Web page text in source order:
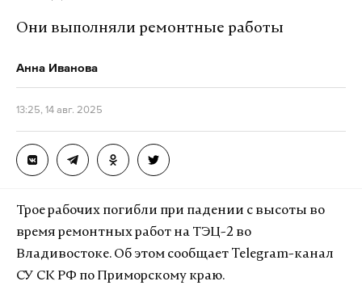
«Амальтея» с участием более 20 регионов России.
с участием представителей 25 стран. Эксперты
обсудят шесть ключевых направлений: рыночное
внедрение, технологические инновации,
производственные процессы, инфраструктурную
интеграцию, социальные аспекты и подготовку
кадров. Центральными событиями станут
и «Форсайт-2050», посвященные стратегическим
перспективам отрасли.
Параллельно в рамках форума «Территория
Они выполняли ремонтные работы
Анна Иванова
13:25, 14 авг. 2025
Трое рабочих погибли при падении с высоты во
время ремонтных работ на ТЭЦ-2 во
Владивостоке. Об этом сообщает Telegram-канал
СУ СК РФ по Приморскому краю.